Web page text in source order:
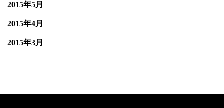
2015年5月
2015年4月
2015年3月